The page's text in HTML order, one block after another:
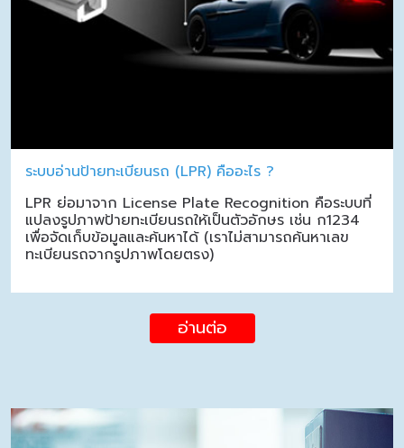
ระบบอ่านป้ายทะเบียนรถ (LPR) คืออะไร ?
LPR ย่อมาจาก License Plate Recognition คือระบบที่
แปลงรูปภาพป้ายทะเบียนรถให้เป็นตัวอักษร เช่น ก1234
เพื่อจัดเก็บข้อมูลและค้นหาได้ (เราไม่สามารถค้นหาเลข
ทะเบียนรถจากรูปภาพโดยตรง)
อ่านต่อ